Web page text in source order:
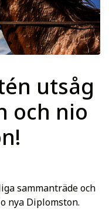
utsåg
och nio
sammanträde och
nya Diplomston.